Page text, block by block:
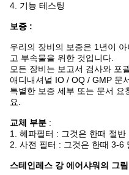
4. 기능 테스팅
보증 :
우리의 장비의 보증은 1년이
고 부속물을 위한 것입니다.
모든 장비는 보고서 검사와 포
애디내셔널 IO / OQ / GMP 문
특별한 보증 세부 또는 문서 요
요.
교체 부분 :
1. 헤파필터 : 그것은 한때 절
2. 사전 필터 : 그것은 한때 3-6
스테인레스 강 에어샤워의 그